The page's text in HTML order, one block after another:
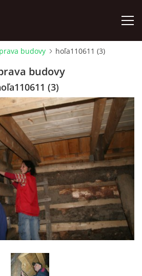
Lesnianska hoľa
Pribišská 4
57 Oravská Lesná
+421918975978
budovy hoľa110611 (3)
budovy
(3)